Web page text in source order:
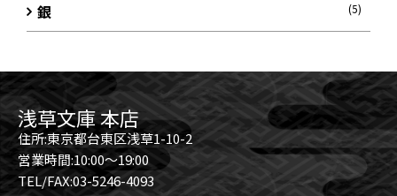
銀 (5)
浅草文庫 本店
住所:東京都台東区浅草1-10-2
営業時間:10:00～19:00
TEL/FAX:03-5246-4093